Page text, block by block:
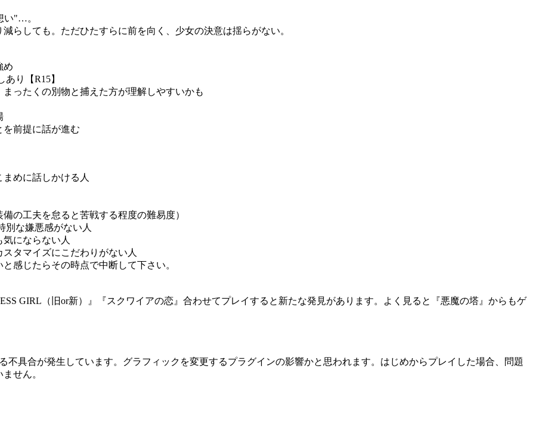
い"…。
らしても。ただひたすらに前を向く、少女の決意は揺らがない。
め
り【R15】
ったくの別物と捕えた方が理解しやすいかも
を前提に話が進む
めに話しかける人
の工夫を怠ると苦戦する程度の難易度）
別な嫌悪感がない人
にならない人
タマイズにこだわりがない人
感じたらその時点で中断して下さい。
GIRL（旧or新）』『スクワイアの恋』合わせてプレイすると新たな発見があります。よく見ると『悪魔の塔』からもゲ
不具合が発生しています。グラフィックを変更するプラグインの影響かと思われます。はじめからプレイした場合、問題
せん。